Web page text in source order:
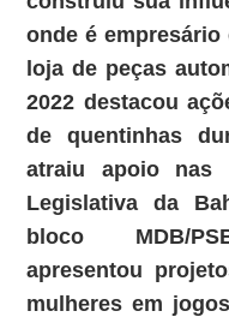
onde é
loja de peças
2022 destacou
de quentinhas
atraiu apoio nas
Legislativa da
bloco MDB/
apresentou
mulheres em